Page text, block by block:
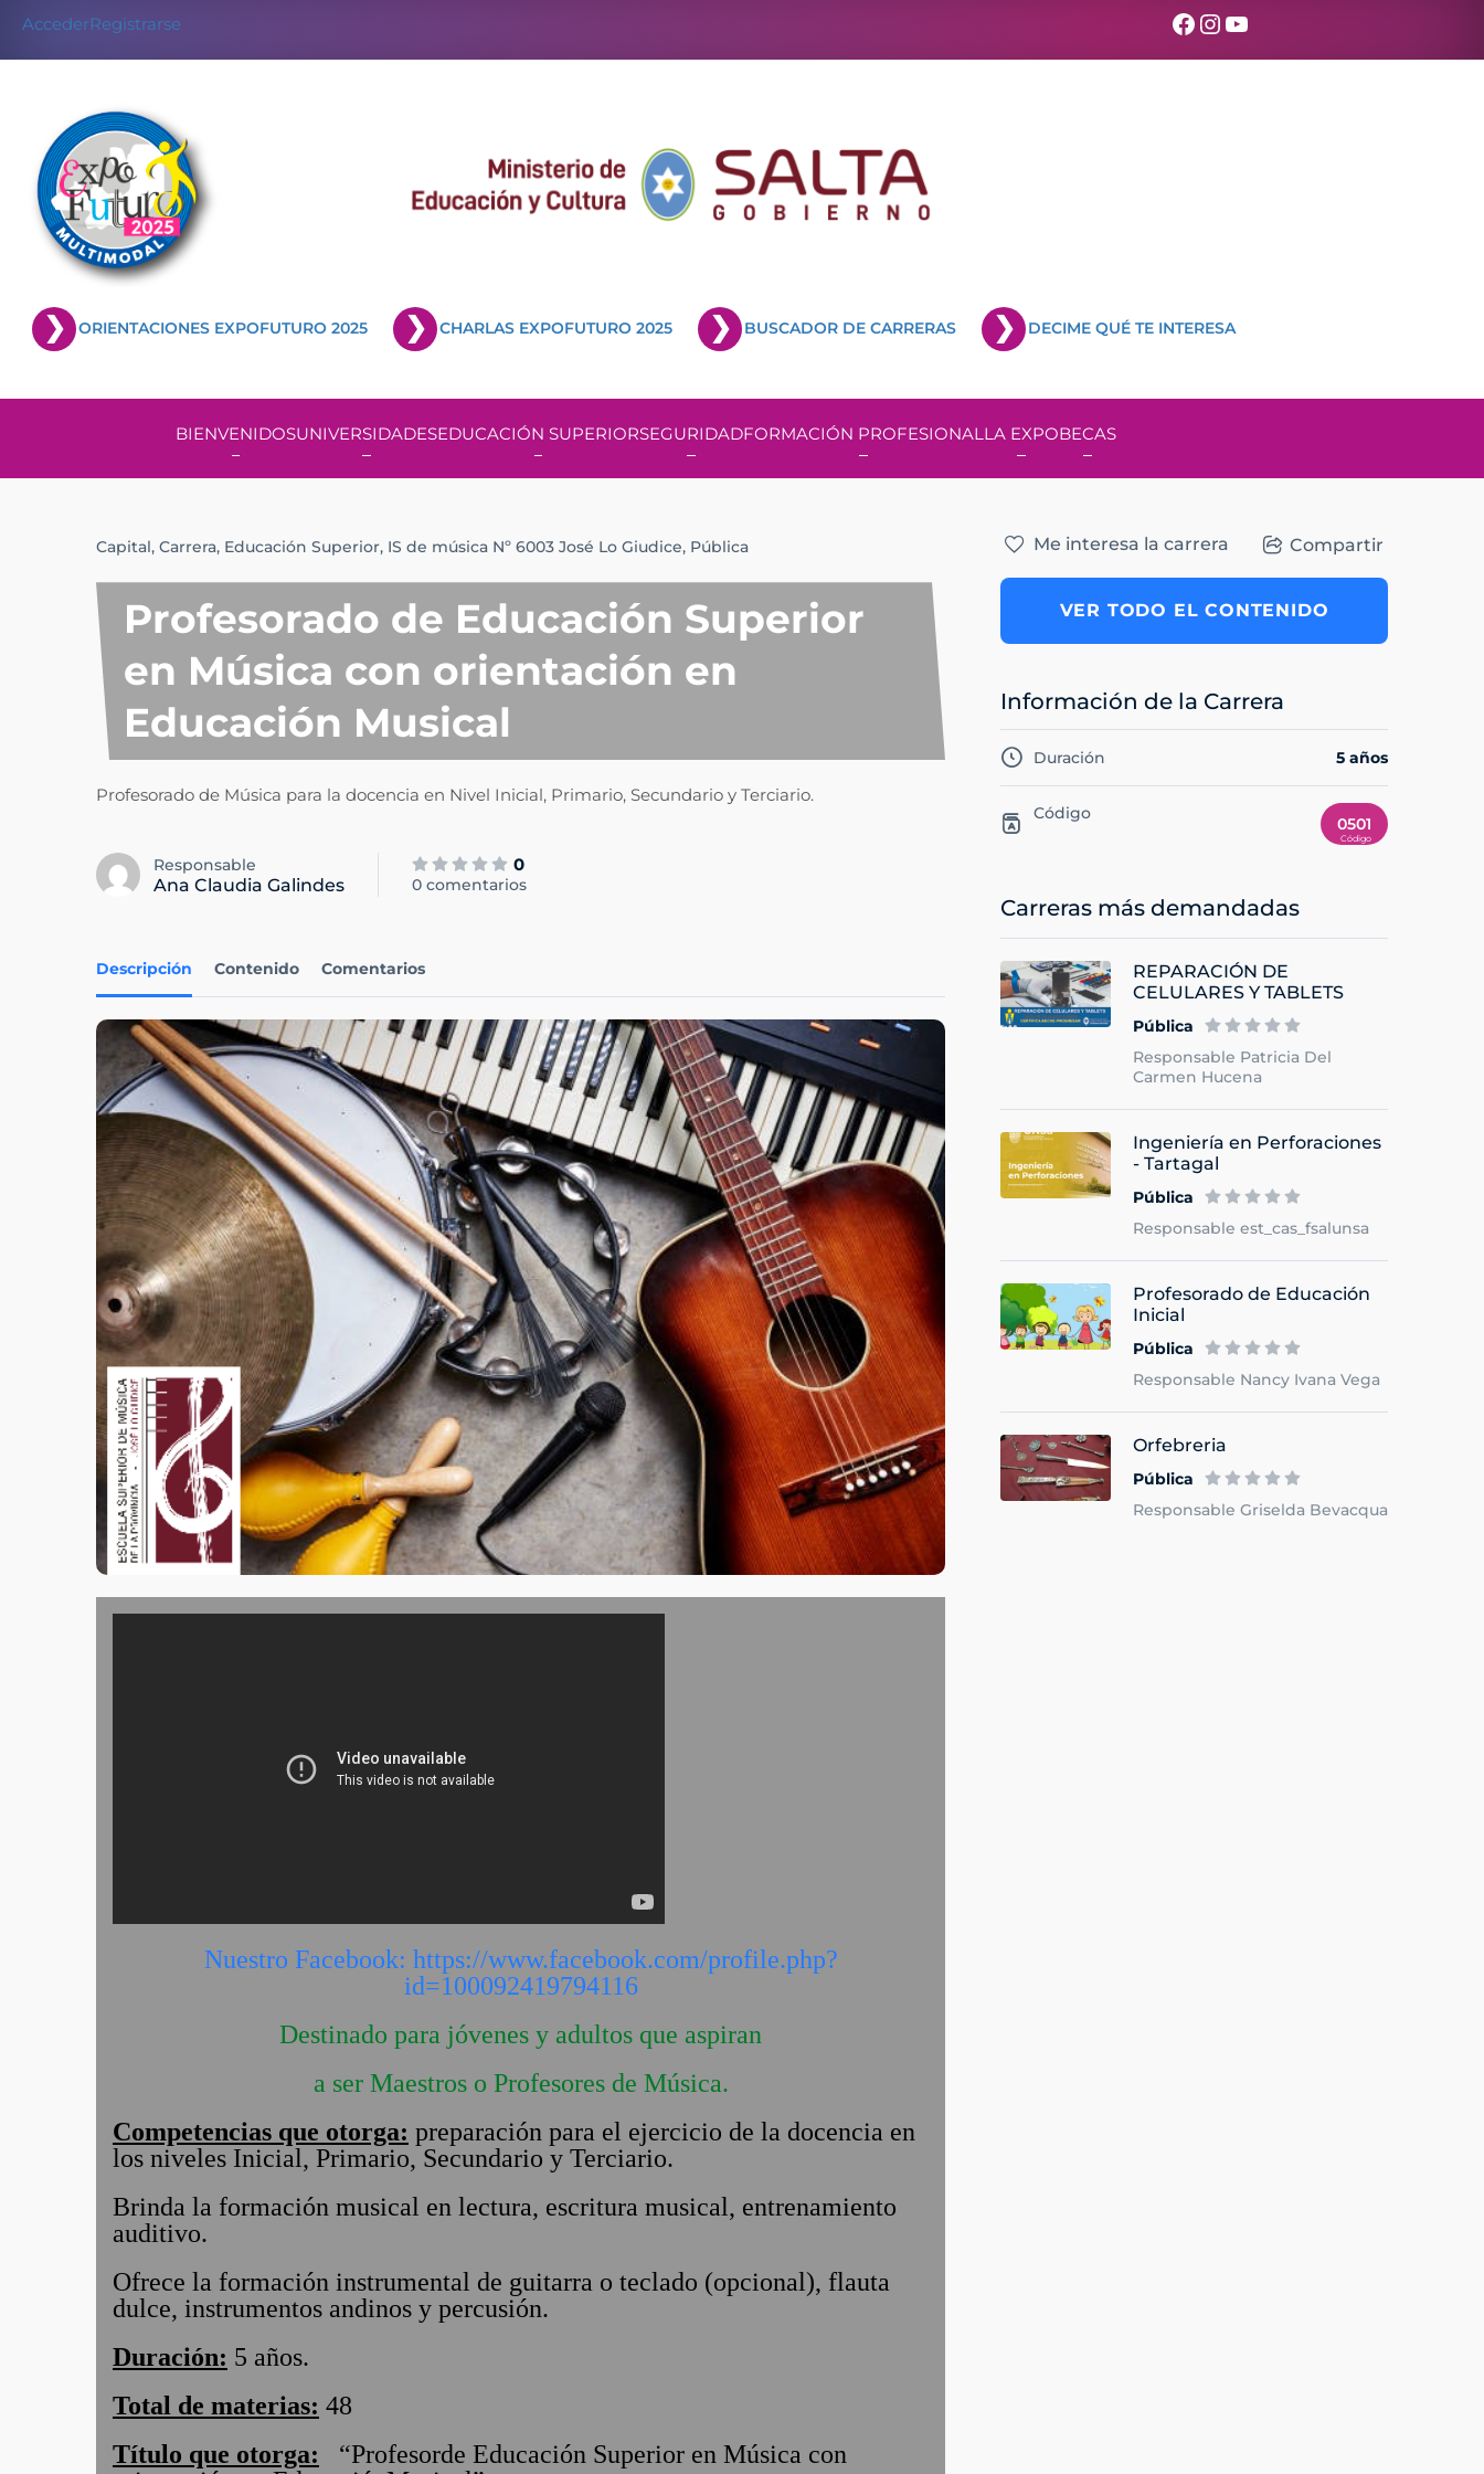
AccederRegistrarse Facebook
Instagram
YouTube
ORIENTACIONES EXPOFUTURO 2025 CHARLAS EXPOFUTURO 2025 BUSCADOR DE CARRERAS DECIME QUÉ TE INTERESA
BIENVENIDOSUNIVERSIDADESEDUCACIÓN SUPERIORSEGURIDADFORMACIÓN PROFESIONALLA EXPOBECAS
Capital, Carrera, Educación Superior, IS de música Nº 6003 José Lo Giudice, Pública
Profesorado de Educación Superior
en Música con orientación en
Educación Musical
Profesorado de Música para la docencia en Nivel Inicial, Primario, Secundario y Terciario.
Responsable
Ana Claudia Galindes
0
0 comentarios
Descripción Contenido Comentarios
Nuestro Facebook: https://www.facebook.com/profile.php?
id=100092419794116
Destinado para jóvenes y adultos que aspiran
a ser Maestros o Profesores de Música.
Competencias que otorga: preparación para el ejercicio de la docencia en
los niveles Inicial, Primario, Secundario y Terciario.
Brinda la formación musical en lectura, escritura musical, entrenamiento
auditivo.
Ofrece la formación instrumental de guitarra o teclado (opcional), flauta
dulce, instrumentos andinos y percusión.
Duración: 5 años.
Total de materias: 48
Título que otorga: “Profesorde Educación Superior en Música con
Me interesa la carrera Compartir
VER TODO EL CONTENIDO
Información de la Carrera
Duración 5 años
Código
0501
Carreras más demandadas
REPARACIÓN DE
CELULARES Y TABLETS
Pública
Responsable Patricia Del
Carmen Hucena
Ingeniería en Perforaciones
- Tartagal
Pública
Responsable est_cas_fsalunsa
Profesorado de Educación
Inicial
Pública
Responsable Nancy Ivana Vega
Orfebreria
Pública
Responsable Griselda Bevacqua